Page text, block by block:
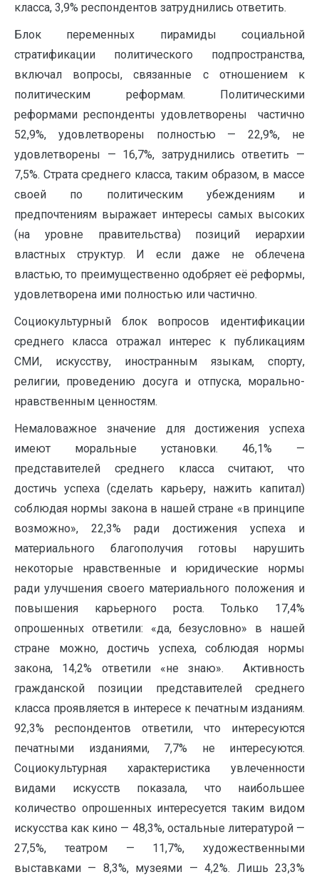
класса, 3,9% респондентов затруднились ответить.
Блок переменных пирамиды социальной
стратификации политического подпространства,
включал вопросы, связанные с отношением к
политическим реформам. Политическими
реформами респонденты удовлетворены частично
52,9%, удовлетворены полностью — 22,9%, не
удовлетворены — 16,7%, затруднились ответить —
7,5%. Страта среднего класса, таким образом, в массе
своей по политическим убеждениям и
предпочтениям выражает интересы самых высоких
(на уровне правительства) позиций иерархии
властных структур. И если даже не облечена
властью, то преимущественно одобряет её реформы,
удовлетворена ими полностью или частично.
Социокультурный блок вопросов идентификации
среднего класса отражал интерес к публикациям
СМИ, искусству, иностранным языкам, спорту,
религии, проведению досуга и отпуска, морально-
нравственным ценностям.
Немаловажное значение для достижения успеха
имеют моральные установки. 46,1% —
представителей среднего класса считают, что
достичь успеха (сделать карьеру, нажить капитал)
соблюдая нормы закона в нашей стране «в принципе
возможно», 22,3% ради достижения успеха и
материального благополучия готовы нарушить
некоторые нравственные и юридические нормы
ради улучшения своего материального положения и
повышения карьерного роста. Только 17,4%
опрошенных ответили: «да, безусловно» в нашей
стране можно, достичь успеха, соблюдая нормы
закона, 14,2% ответили «не знаю». Активность
гражданской позиции представителей среднего
класса проявляется в интересе к печатным изданиям.
92,3% респондентов ответили, что интересуются
печатными изданиями, 7,7% не интересуются.
Социокультурная характеристика увлеченности
видами искусств показала, что наибольшее
количество опрошенных интересуется таким видом
искусства как кино — 48,3%, остальные литературой —
27,5%, театром — 11,7%, художественными
выставками — 8,3%, музеями — 4,2%. Лишь 23,3%